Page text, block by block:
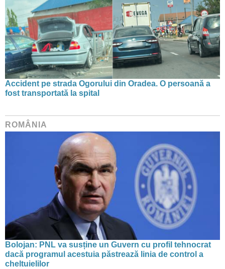
Accident pe strada Ogorului din Oradea. O persoană a
fost transportată la spital
ROMÂNIA
Bolojan: PNL va susține un Guvern cu profil tehnocrat
dacă programul acestuia păstrează linia de control a
cheltuielilor